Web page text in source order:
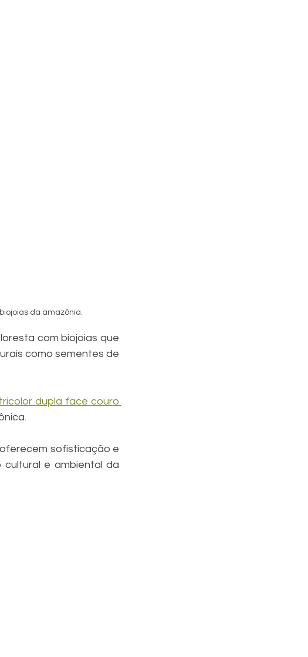
da amazônia.
com biojoias que
como sementes de
dupla face couro
oferecem sofisticação e
e ambiental da